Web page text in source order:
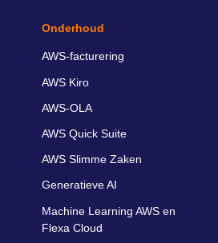
Onderhoud
AWS-facturering
AWS Kiro
AWS-OLA
AWS Quick Suite
AWS Slimme Zaken
Generatieve AI
Machine Learning AWS en
Flexa Cloud